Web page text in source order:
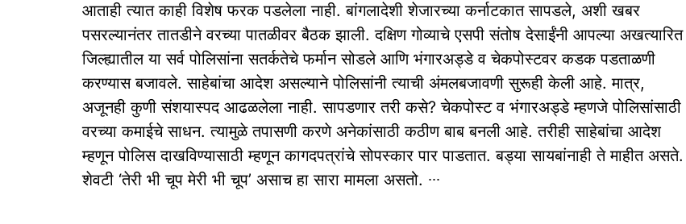
आताही त्यात काही विशेष फरक पडलेला नाही. बांगलादेशी शेजारच्या कर्नाटकात सापडले, अशी खबर
पसरल्यानंतर तातडीने वरच्या पातळीवर बैठक झाली. दक्षिण गोव्याचे एसपी संतोष देसाईंनी आपल्या अखत्यारित
जिल्ह्यातील या सर्व पोलिसांना सतर्कतेचे फर्मान सोडले आणि भंगारअड्डे व चेकपोस्टवर कडक पडताळणी
करण्यास बजावले. साहेबांचा आदेश असल्याने पोलिसांनी त्याची अंमलबजावणी सुरूही केली आहे. मात्र,
अजूनही कुणी संशयास्पद आढळलेला नाही. सापडणार तरी कसे? चेकपोस्ट व भंगारअड्डे म्हणजे पोलिसांसाठी
वरच्या कमाईचे साधन. त्यामुळे तपासणी करणे अनेकांसाठी कठीण बाब बनली आहे. तरीही साहेबांचा आदेश
म्हणून पोलिस दाखविण्यासाठी म्हणून कागदपत्रांचे सोपस्कार पार पाडतात. बड्या सायबांनाही ते माहीत असते.
शेवटी ‘तेरी भी चूप मेरी भी चूप’ असाच हा सारा मामला असतो. ∙∙∙